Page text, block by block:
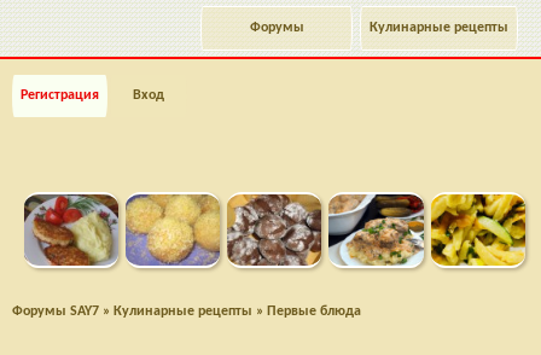
Кулинарные рецепты
Форумы
Регистрация Вход
Форумы SAY7 » Кулинарные рецепты » Первые блюда